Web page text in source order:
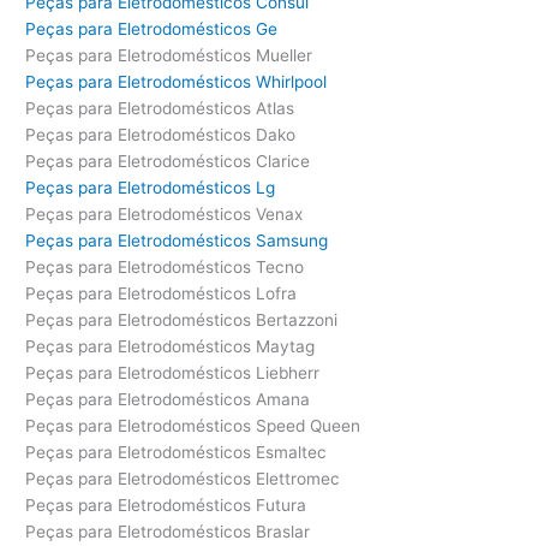
Peças para Eletrodomésticos Ge
Peças para Eletrodomésticos Mueller
Peças para Eletrodomésticos Whirlpool
Peças para Eletrodomésticos Atlas
Peças para Eletrodomésticos Dako
Peças para Eletrodomésticos Clarice
Peças para Eletrodomésticos Lg
Peças para Eletrodomésticos Venax
Peças para Eletrodomésticos Samsung
Peças para Eletrodomésticos Tecno
Peças para Eletrodomésticos Lofra
Peças para Eletrodomésticos Bertazzoni
Peças para Eletrodomésticos Maytag
Peças para Eletrodomésticos Liebherr
Peças para Eletrodomésticos Amana
Peças para Eletrodomésticos Speed Queen
Peças para Eletrodomésticos Esmaltec
Peças para Eletrodomésticos Elettromec
Peças para Eletrodomésticos Futura
Peças para Eletrodomésticos Braslar